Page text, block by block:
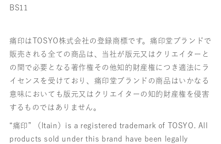
BS11
痛印はTOSYO株式会社の登録商標です。痛印堂ブランドで
販売される全ての商品は、当社が版元又はクリエイターと
の間で必要となる著作権その他知的財産権につき適法にラ
イセンスを受けており、痛印堂ブランドの商品はいかなる
意味においても版元又はクリエイターの知的財産権を侵害
するものではありません。
“痛印” （Itain）is a registered trademark of TOSYO. All
products sold under this brand have been legally